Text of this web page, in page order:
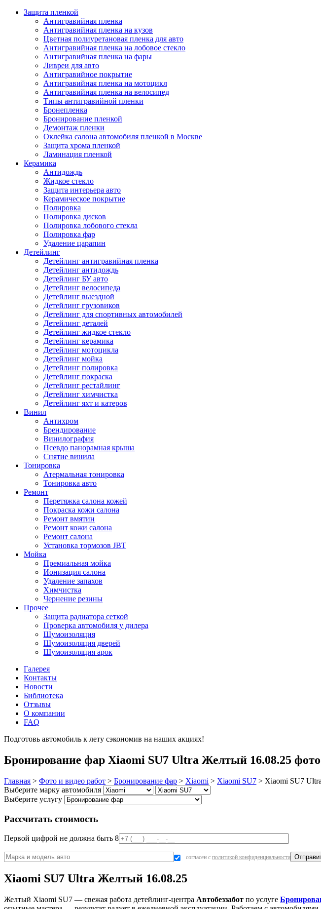
Защита пленкой
Антигравийная пленка
Антигравийная пленка на кузов
Цветная полиуретановая пленка для авто
Антигравийная пленка на лобовое стекло
Антигравийная пленка на фары
Ливреи для авто
Антигравийное покрытие
Антигравийная пленка на мотоцикл
Антигравийная пленка на велосипед
Типы антигравийной пленки
Бронепленка
Бронирование пленкой
Демонтаж пленки
Оклейка салона автомобиля пленкой в Москве
Защита хрома пленкой
Ламинация пленкой
Керамика
Антидождь
Жидкое стекло
Защита интерьера авто
Керамическое покрытие
Полировка
Полировка дисков
Полировка лобового стекла
Полировка фар
Удаление царапин
Детейлинг
Детейлинг антигравийная пленка
Детейлинг антидождь
Детейлинг БУ авто
Детейлинг велосипеда
Детейлинг выездной
Детейлинг грузовиков
Детейлинг для спортивных автомобилей
Детейлинг деталей
Детейлинг жидкое стекло
Детейлинг керамика
Детейлинг мотоцикла
Детейлинг мойка
Детейлинг полировка
Детейлинг покраска
Детейлинг рестайлинг
Детейлинг химчистка
Детейлинг яхт и катеров
Винил
Антихром
Брендирование
Винилография
Псевдо панорамная крыша
Снятие винила
Тонировка
Атермальная тонировка
Тонировка авто
Ремонт
Перетяжка салона кожей
Покраска кожи салона
Ремонт вмятин
Ремонт кожи салона
Ремонт салона
Установка тормозов JBT
Мойка
Премиальная мойка
Ионизация салона
Удаление запахов
Химчистка
Чернение резины
Прочее
Защита радиатора сеткой
Проверка автомобиля у дилера
Шумоизоляция
Шумоизоляция дверей
Шумоизоляция арок
Галерея
Контакты
Новости
Библиотека
Отзывы
О компании
FAQ
Подготовь автомобиль к лету сэкономив на наших акциях!
Бронирование фар Xiaomi SU7 Ultra Желтый 16.08.25
Главная > Фото и видео работ > Бронирование фар > Xiaomi > Xiaomi SU7 > Xiaomi SU7
Выберите марку автомобиля
Выберите услугу
Рассчитать стоимость
Первой цифрой не должна быть 8
согласен с политикой конфиденциальности
Xiaomi SU7 Ultra Желтый 16.08.25
Желтый Xiaomi SU7 — свежая работа детейлинг-центра Автобеззабот по услуге